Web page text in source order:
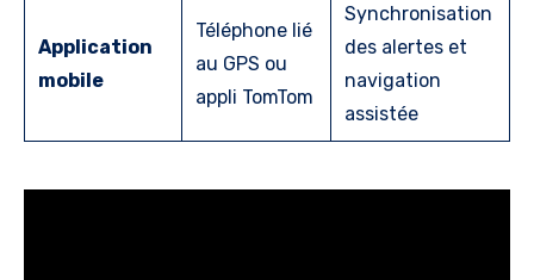
Application
mobile
Téléphone lié
au GPS ou
appli TomTom
Synchronisation
des alertes et
navigation
assistée